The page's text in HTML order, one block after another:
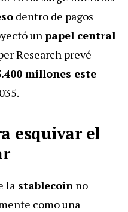
dentro de pagos
unpapel central
Research prevé
millones este
esquivar el
la stablecoin no
como una